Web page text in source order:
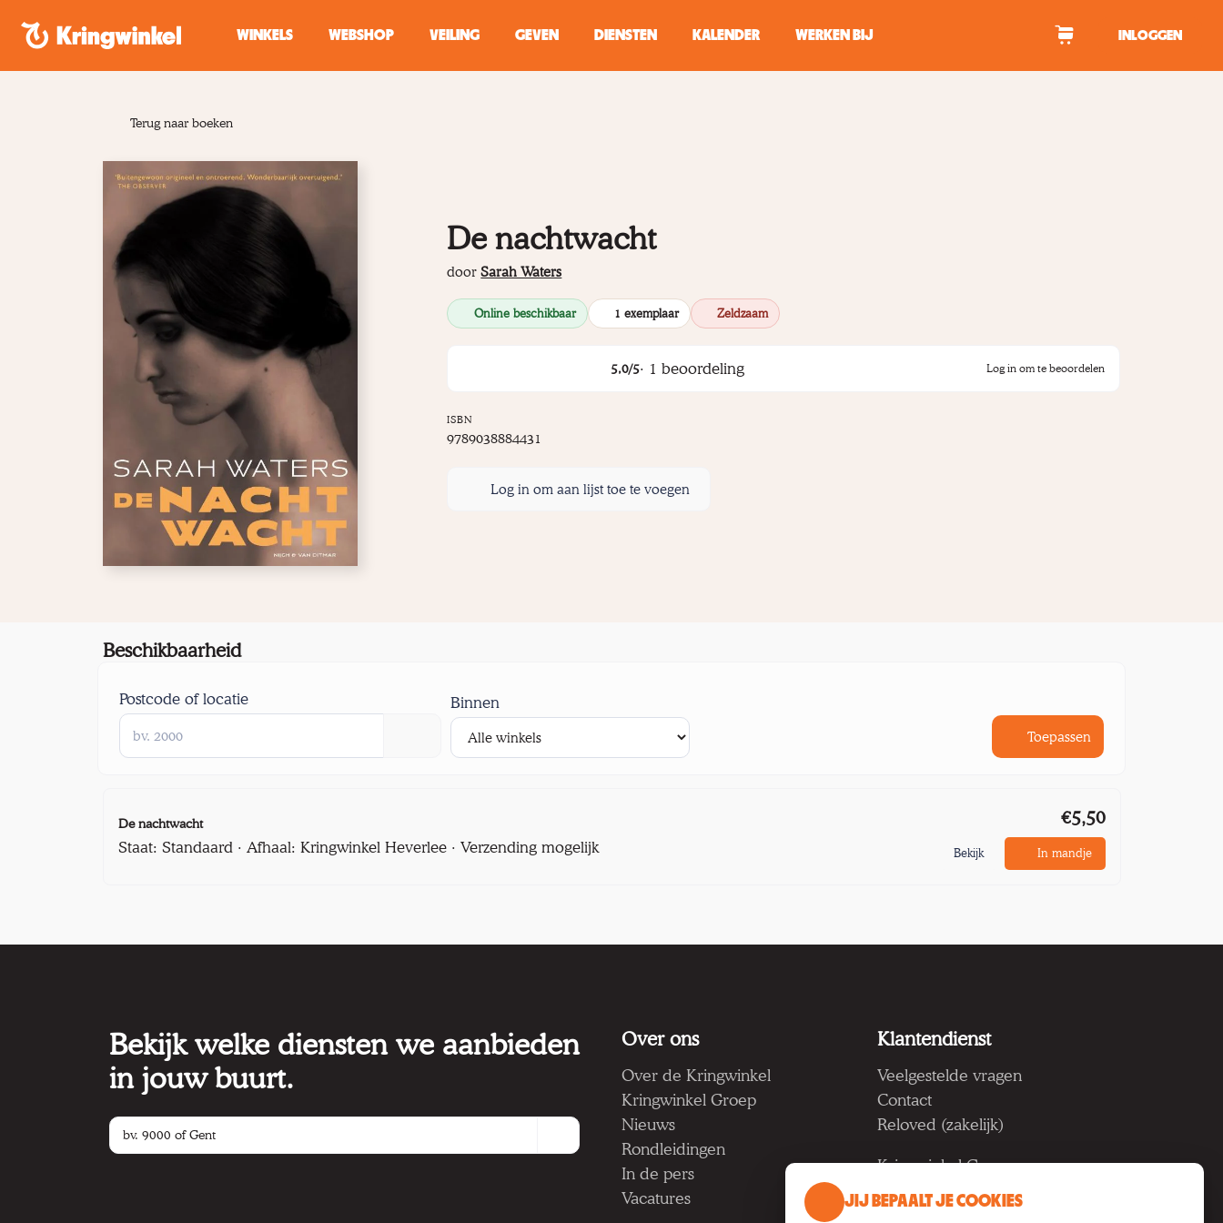
WINKELS
WEBSHOP VEILING GEVEN DIENSTEN KALENDER WERKEN BIJ INLOGGEN
Terug naar boeken
De nachtwacht
doorSarah Waters
Online beschikbaar 1 exemplaar Zeldzaam
5,0/5· 1 beoordeling Log in om te beoordelen
ISBN
9789038884431
Log in om aan lijst toe te voegen
Beschikbaarheid
Postcode of locatie Binnen
Toepassen
De nachtwacht
Staat: Standaard · Afhaal: Kringwinkel Heverlee · Verzending mogelijk
€5,50
Bekijk In mandje
Bekijk welke diensten we aanbieden
in jouw buurt.
Over ons
Over de Kringwinkel
Kringwinkel Groep
Nieuws
Rondleidingen
In de pers
Vacatures
Klantendienst
Veelgestelde vragen
Contact
Reloved (zakelijk)
Kringwinkel Groep vzw
Koning Albertlaan 124, 9000
JIJ BEPAALT JE COOKIES